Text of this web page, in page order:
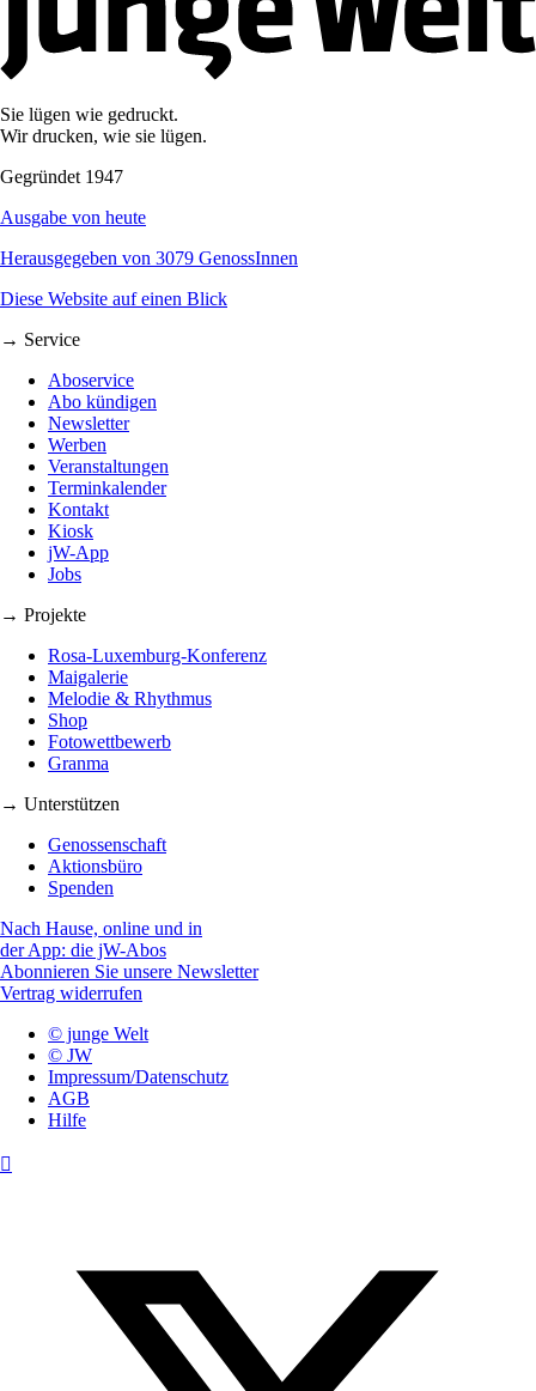
Sie lügen wie gedruckt.
Wir drucken, wie sie lügen.
Gegründet 1947
Ausgabe von heute
Herausgegeben von 3079 GenossInnen
Diese Website auf einen Blick
→ Service
Aboservice
Abo kündigen
Newsletter
Werben
Veranstaltungen
Terminkalender
Kontakt
Kiosk
jW-App
Jobs
→ Projekte
Rosa-Luxemburg-Konferenz
Maigalerie
Melodie & Rhythmus
Shop
Fotowettbewerb
Granma
→ Unterstützen
Genossenschaft
Aktionsbüro
Spenden
Nach Hause, online und in
der App: die jW-Abos
Abonnieren Sie unsere Newsletter
Vertrag widerrufen
© junge Welt
© JW
Impressum/Datenschutz
AGB
Hilfe